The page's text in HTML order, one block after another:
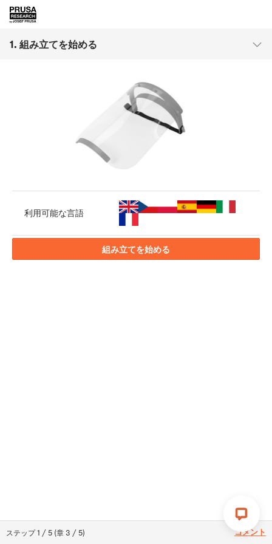
1. 組み立てを始める
ステップ1 / 5 (章3 / 5) コメント
利用可能な言語
組み立てを始める